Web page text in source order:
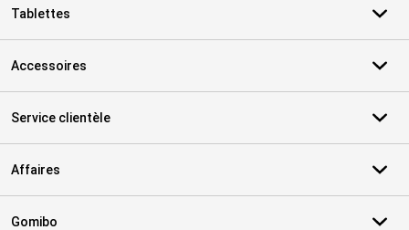
Tablettes
Accessoires
Service clientèle
Affaires
Gomibo